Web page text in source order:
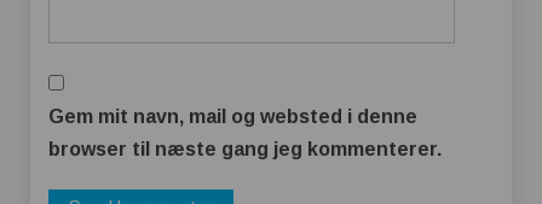
Gem mit navn, mail og websted i denne
browser til næste gang jeg kommenterer.